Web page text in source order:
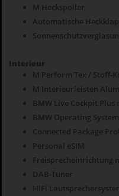
M Heckspoiler
Automatische
Interieur
M Perform Tex / Stoff-
M Interieurleisten
BMW Live Cockpit
BMW Operating
Connected Package
Personal eSIM
Freisprecheinrichtung
DAB-Tuner
HiFi